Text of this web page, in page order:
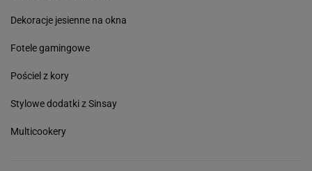
Dekoracje jesienne na okna
Fotele gamingowe
Pościel z kory
Stylowe dodatki z Sinsay
Multicookery